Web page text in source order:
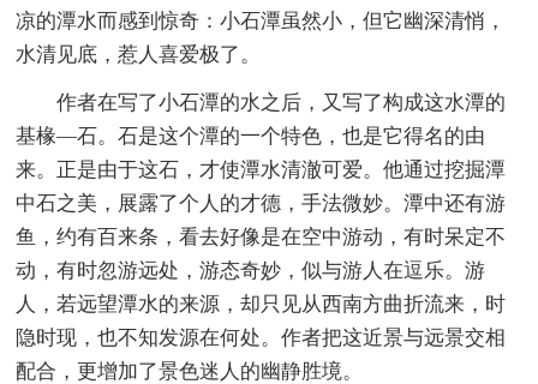
凉的潭水而感到惊奇：小石潭虽然小，但它幽深清悄，
水清见底，惹人喜爱极了。
作者在写了小石潭的水之后，又写了构成这水潭的
基椽—石。石是这个潭的一个特色，也是它得名的由
来。正是由于这石，才使潭水清澈可爱。他通过挖掘潭
中石之美，展露了个人的才德，手法微妙。潭中还有游
鱼，约有百来条，看去好像是在空中游动，有时呆定不
动，有时忽游远处，游态奇妙，似与游人在逗乐。游
人，若远望潭水的来源，却只见从西南方曲折流来，时
隐时现，也不知发源在何处。作者把这近景与远景交相
配合，更增加了景色迷人的幽静胜境。